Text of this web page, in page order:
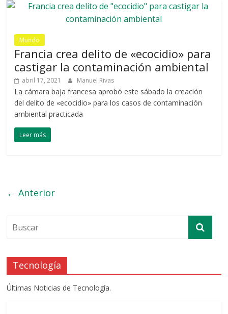
Mundo
Francia crea delito de «ecocidio» para
castigar la contaminación ambiental
abril 17, 2021 Manuel Rivas
La cámara baja francesa aprobó este sábado la creación
del delito de «ecocidio» para los casos de contaminación
ambiental practicada
Leer más
← Anterior
Tecnología
Últimas Noticias de Tecnología.